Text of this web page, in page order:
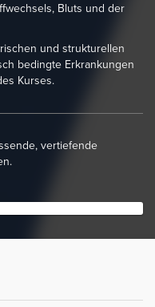
Bluts und der
und strukturellen
bedingte Erkrankungen
Kurses.
vertiefende